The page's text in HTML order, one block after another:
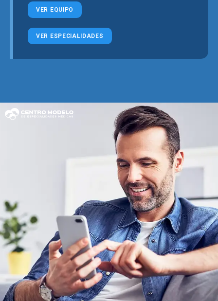
VER EQUIPO
VER ESPECIALIDADES